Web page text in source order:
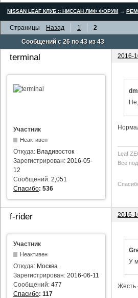
NISSAN LEAF КЛУБ :: НИССАН ЛИФ ФОРУМ →
Страницы Назад 1
2
Сообщений с 26 по 43 из 43
terminal 2016-
Участник
Неактивен
Откуда: Владивосток
Зарегистрирован: 2016-05-
12
Сообщений: 2,051
Спасибо: 536
Leaf
Все
f-rider 2016-
Участник
Неактивен
Откуда: Москва
Зарегистрирован: 2016-06-11
Сообщений: 477
Спасибо: 117
У
Жесть